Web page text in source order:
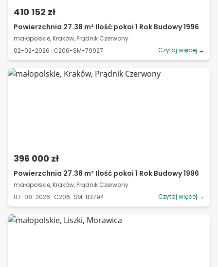
410 152 zł
Powierzchnia 27.38 m² Ilość pokoi 1 Rok Budowy 1996
małopolskie, Kraków, Prądnik Czerwony
02-02-2026 · C206-SM-79927
Czytaj więcej →
396 000 zł
Powierzchnia 27.38 m² Ilość pokoi 1 Rok Budowy 1996
małopolskie, Kraków, Prądnik Czerwony
07-08-2026 · C206-SM-83794
Czytaj więcej →